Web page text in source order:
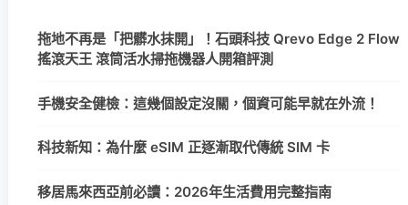
拖地不再是「把髒水抹開」！石頭科技 Qrevo Edge 2 Flow
搖滾天王 滾筒活水掃拖機器人開箱評測
手機安全健檢：這幾個設定沒關，個資可能早就在外流！
科技新知：為什麼 eSIM 正逐漸取代傳統 SIM 卡
移居馬來西亞前必讀：2026年生活費用完整指南